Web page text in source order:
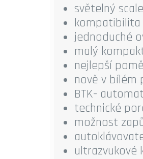
světelný
kompatibilita
jednoduché
malý
nejlepší
nově v bílém
BTK-
technické
možnost
ultrazvukové